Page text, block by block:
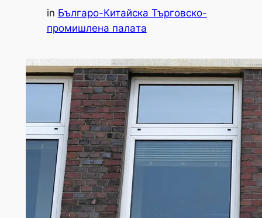
in Българо-Китайска Търговско-
промишлена палaта